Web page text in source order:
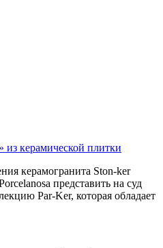
из керамической плитки
керамогранита Ston-ker
представить на суд
Par-Ker, которая обладает